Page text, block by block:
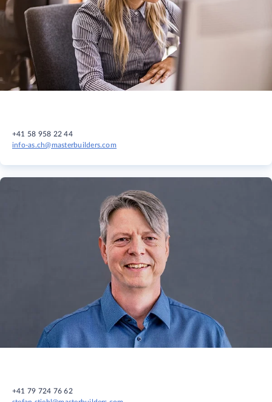
+41 58 958 22 44
info-as.ch@masterbuilders.com
+41 79 724 76 62